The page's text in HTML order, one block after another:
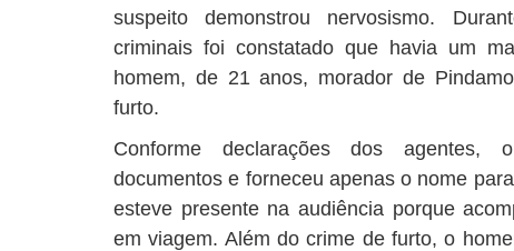
suspeito demonstrou nervosismo.
criminais foi constatado que havia um
homem, de 21 anos, morador de
furto.
Conforme declarações dos agentes,
documentos e forneceu apenas o nome
esteve presente na audiência porque
em viagem. Além do crime de furto, o